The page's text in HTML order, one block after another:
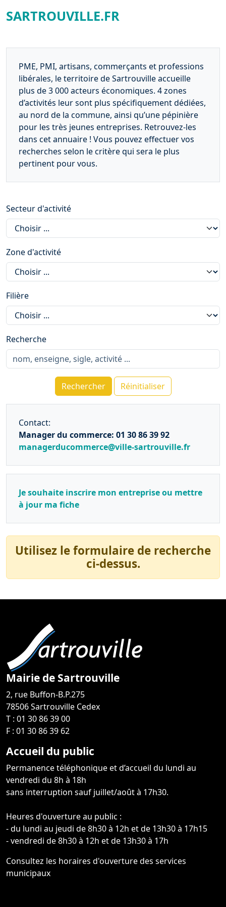
SARTROUVILLE.FR
PME, PMI, artisans, commerçants et professions
libérales, le territoire de Sartrouville accueille
plus de 3 000 acteurs économiques. 4 zones
d’activités leur sont plus spécifiquement dédiées,
au nord de la commune, ainsi qu’une pépinière
pour les très jeunes entreprises. Retrouvez-les
dans cet annuaire ! Vous pouvez effectuer vos
recherches selon le critère qui sera le plus
pertinent pour vous.
Secteur d'activité
Zone d'activité
Filière
Recherche
Rechercher Réinitialiser
Contact:
Manager du commerce: 01 30 86 39 92
managerducommerce@ville-sartrouville.fr
Je souhaite inscrire mon entreprise ou mettre
à jour ma fiche
Utilisez le formulaire de recherche
ci-dessus.
Mairie de Sartrouville
2, rue Buffon-B.P.275
78506 Sartrouville Cedex
T : 01 30 86 39 00
F : 01 30 86 39 62
Accueil du public
Permanence téléphonique et d’accueil du lundi au
vendredi du 8h à 18h
sans interruption sauf juillet/août à 17h30.
Heures d'ouverture au public :
- du lundi au jeudi de 8h30 à 12h et de 13h30 à 17h15
- vendredi de 8h30 à 12h et de 13h30 à 17h
Consultez les horaires d'ouverture des services
municipaux